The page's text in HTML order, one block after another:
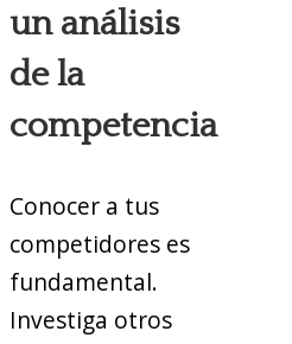
un análisis
de la
competencia
Conocer a tus
competidores es
fundamental.
Investiga otros